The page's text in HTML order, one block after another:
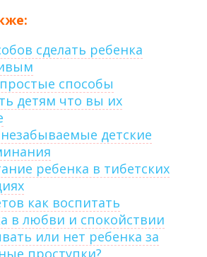
сделать ребенка
способы
детям что вы их
детские
ребенка в тибетских
как воспитать
в любви и спокойствии
или нет ребенка за